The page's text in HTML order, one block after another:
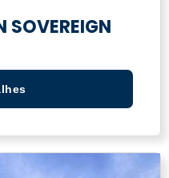
SOVEREIGN